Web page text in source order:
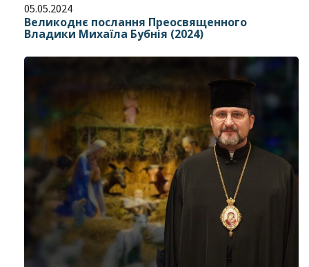
05.05.2024
Великоднє послання Преосвященного
Владики Михаїла Бубнія (2024)